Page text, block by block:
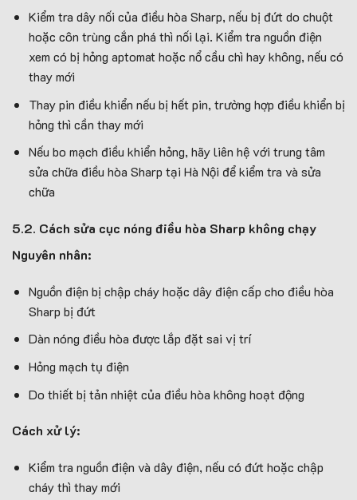
Kiểm tra dây nối của điều hòa Sharp, nếu bị đứt do chuột
hoặc côn trùng cắn phá thì nối lại. Kiểm tra nguồn điện
xem có bị hỏng aptomat hoặc nổ cầu chì hay không, nếu có
thay mới
Thay pin điều khiển nếu bị hết pin, trường hợp điều khiển bị
hỏng thì cần thay mới
Nếu bo mạch điều khiển hỏng, hãy liên hệ với trung tâm
sửa chữa điều hòa Sharp tại Hà Nội để kiểm tra và sửa
chữa
5.2. Cách sửa cục nóng điều hòa Sharp không chạy
Nguyên nhân:
Nguồn điện bị chập cháy hoặc dây điện cấp cho điều hòa
Sharp bị đứt
Dàn nóng điều hòa được lắp đặt sai vị trí
Hỏng mạch tụ điện
Do thiết bị tản nhiệt của điều hòa không hoạt động
Cách xử lý:
Kiểm tra nguồn điện và dây điện, nếu có đứt hoặc chập
cháy thì thay mới